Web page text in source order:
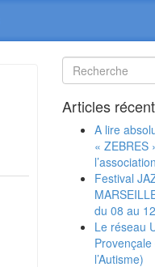
Articles
A lire
« ZEBRES
Festival
du 08 au
Le réseau
l’Autisme)